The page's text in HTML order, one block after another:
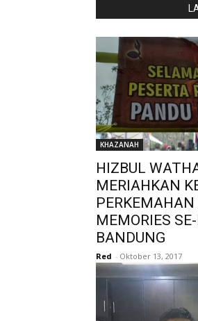
KHAZANAH
HIZBUL
MERIAHKAN
PERKEMAHAN
MEMORIES
BANDUNG
Red - Oktober 13, 2017